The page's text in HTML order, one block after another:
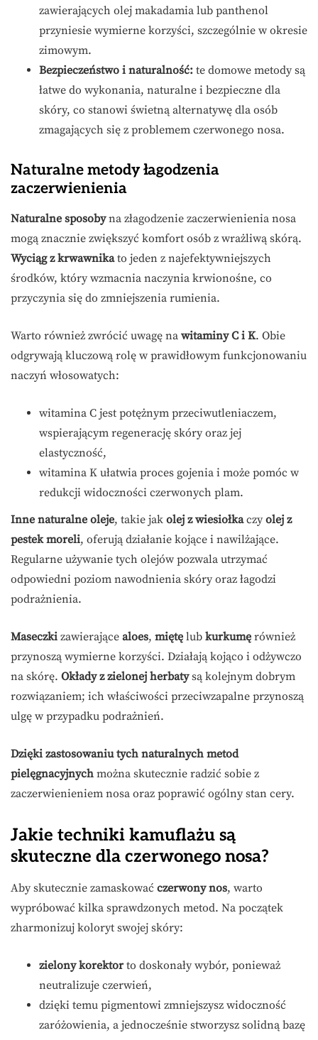
zawierających olej makadamia lub panthenol
przyniesie wymierne korzyści, szczególnie w okresie
zimowym.
Bezpieczeństwo i naturalność: te domowe metody są
łatwe do wykonania, naturalne i bezpieczne dla
skóry, co stanowi świetną alternatywę dla osób
zmagających się z problemem czerwonego nosa.
Naturalne metody łagodzenia
zaczerwienienia
Naturalne sposobyna złagodzenie zaczerwienienia nosa
mogą znacznie zwiększyć komfort osób z wrażliwą skórą.
Wyciąg z krwawnikato jeden z najefektywniejszych
środków, który wzmacnia naczynia krwionośne, co
przyczynia się do zmniejszenia rumienia.
Warto również zwrócić uwagę na witaminy C i K. Obie
odgrywają kluczową rolę w prawidłowym funkcjonowaniu
naczyń włosowatych:
witamina C jest potężnym przeciwutleniaczem,
wspierającym regenerację skóry oraz jej
elastyczność,
witamina K ułatwia proces gojenia i może pomóc w
redukcji widoczności czerwonych plam.
Inne naturalne oleje, takie jak olej z wiesiołkaczy olej z
pestek moreli, oferują działanie kojące i nawilżające.
Regularne używanie tych olejów pozwala utrzymać
odpowiedni poziom nawodnienia skóry oraz łagodzi
podrażnienia.
Maseczki zawierające aloes, miętę lub kurkumę również
przynoszą wymierne korzyści. Działają kojąco i odżywczo
na skórę. Okłady z zielonej herbatysą kolejnym dobrym
rozwiązaniem; ich właściwości przeciwzapalne przynoszą
ulgę w przypadku podrażnień.
Dzięki zastosowaniu tych naturalnych metod
pielęgnacyjnych można skutecznie radzić sobie z
zaczerwienieniem nosa oraz poprawić ogólny stan cery.
Jakie techniki kamuflażu są
skuteczne dla czerwonego nosa?
Aby skutecznie zamaskować czerwony nos, warto
wypróbować kilka sprawdzonych metod. Na początek
zharmonizuj koloryt swojej skóry:
zielony korektorto doskonały wybór, ponieważ
neutralizuje czerwień,
dzięki temu pigmentowi zmniejszysz widoczność
zaróżowienia, a jednocześnie stworzysz solidną bazę